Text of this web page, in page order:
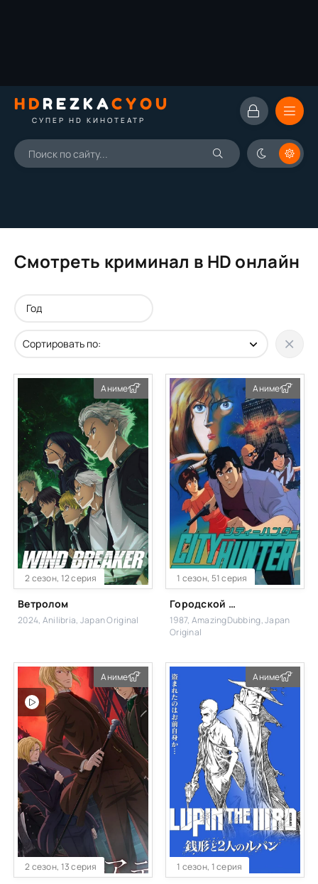
HDREZKACYOU
СУПЕР HD КИНОТЕАТР
Смотреть криминал в HD онлайн
Аниме
2 сезон, 12 серия
Ветролом
2024, Anilibria, Japan Original
Аниме
1 сезон, 51 серия
Городской охотник
1987, AmazingDubbing, Japan
Original
Аниме
2 сезон, 13 серия
Аниме
1 сезон, 1 серия